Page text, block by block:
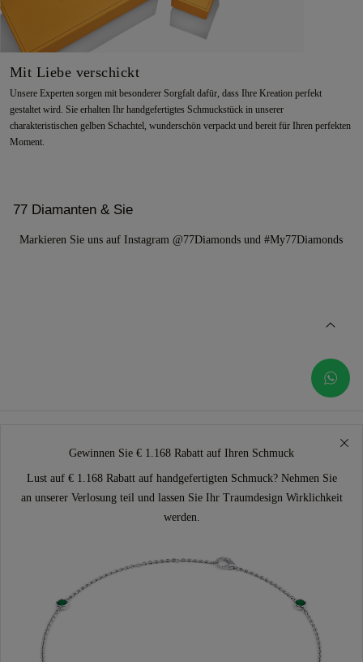
Mit Liebe verschickt
Unsere Experten sorgen mit besonderer Sorgfalt dafür, dass Ihre Kreation perfekt
gestaltet wird. Sie erhalten Ihr handgefertigtes Schmuckstück in unserer
charakteristischen gelben Schachtel, wunderschön verpackt und bereit für Ihren perfekten
Moment.
77 Diamanten & Sie
Markieren Sie uns auf Instagram @77Diamonds und #My77Diamonds
Gewinnen Sie € 1.168 Rabatt auf Ihren Schmuck
Lust auf € 1.168 Rabatt auf handgefertigten Schmuck? Nehmen Sie
an unserer Verlosung teil und lassen Sie Ihr Traumdesign Wirklichkeit
werden.